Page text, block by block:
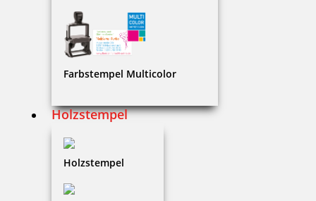
Farbstempel Multicolor
Holzstempel
Holzstempel
15,80 €
zzgl. 19 % Mwst.
Jetzt gestalten